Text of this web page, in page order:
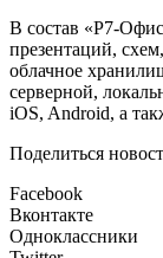
В состав «Р7-
презентаций,
облачное
серверной,
iOS, Android, а
Поделиться
Facebook
Вконтакте
Одноклассники